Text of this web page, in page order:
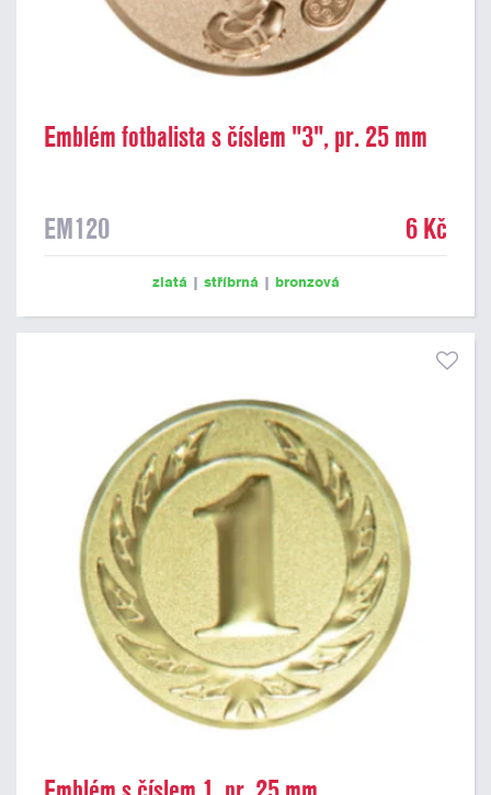
Emblém fotbalista s číslem "3", pr. 25 mm
EM120 6 Kč
zlatá | stříbrná | bronzová